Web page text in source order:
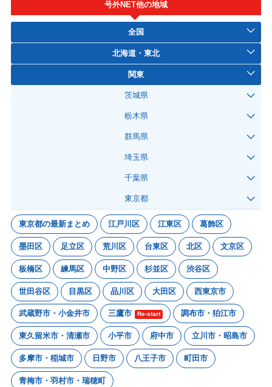
号外NET他の地域
全国
北海道・東北
関東
茨城県
栃木県
群馬県
埼玉県
千葉県
東京都
東京都の最新まとめ 江戸川区 江東区 葛飾区
墨田区 足立区 荒川区 台東区 北区 文京区
板橋区 練馬区 中野区 杉並区 渋谷区
世田谷区 目黒区 品川区 大田区 西東京市
武蔵野市・小金井市 三鷹市 Re-start 調布市・狛江市
東久留米市・清瀬市 小平市 府中市 立川市・昭島市
多摩市・稲城市 日野市 八王子市 町田市
青梅市・羽村市・瑞穂町